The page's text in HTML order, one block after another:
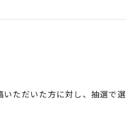
ただいた方に対し、抽選で選